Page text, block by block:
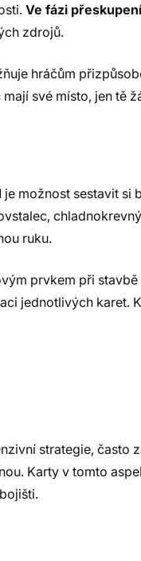
Ve fázi přeskupení
zdrojů.
hráčům
své místo, jen tě
je možnost sestavit si
ruku.
prvkem při
jednotlivých karet.
strategie, často
Karty v tomto